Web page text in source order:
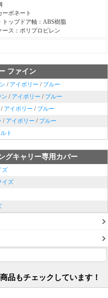
ーボネート
トップドア軸：ABS樹脂
ース：ポリプロピレン
ファイン
/ アイボリー / ブルー
ン / アイボリー / ブルー
/ アイボリー / ブルー
/ アイボリー / ブルー
ト
グキャリー専用カバー
ズ
イズ
品もチェックしています！